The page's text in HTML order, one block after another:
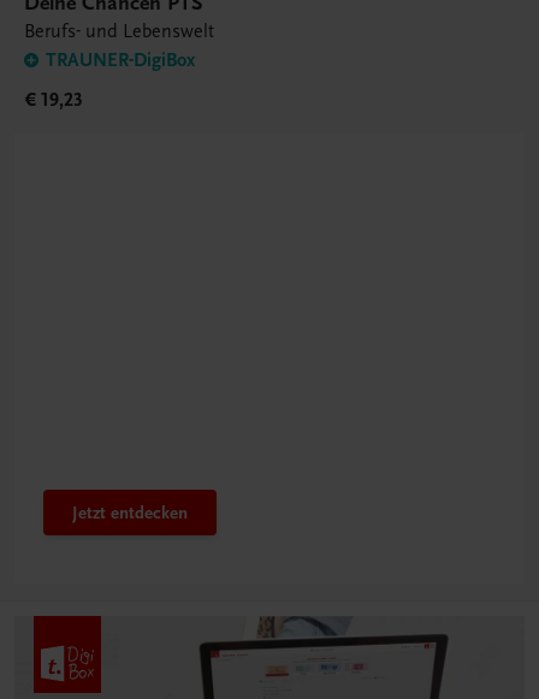
Berufs- und Lebenswelt
TRAUNER-DigiBox
€ 19,23
Jetzt entdecken